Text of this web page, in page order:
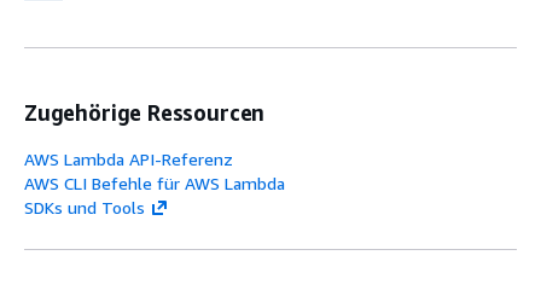
Zugehörige Ressourcen
AWS Lambda API-Referenz
AWS CLI Befehle für AWS Lambda
SDKs und Tools